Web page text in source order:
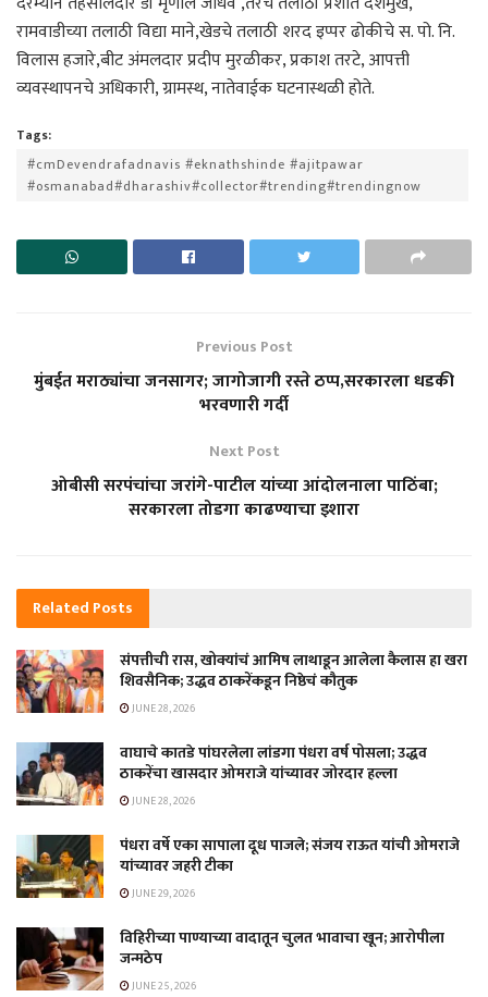
रामवाडीच्या तलाठी विद्या माने,खेडचे तलाठी शरद इप्पर ढोकीचे स. पो. नि.
विलास हजारे,बीट अंमलदार प्रदीप मुरळीकर, प्रकाश तरटे, आपत्ती
व्यवस्थापनचे अधिकारी, ग्रामस्थ, नातेवाईक घटनास्थळी होते.
Tags:
#cmDevendrafadnavis #eknathshinde #ajitpawar
#osmanabad#dharashiv#collector#trending#trendingnow
Previous Post
मुंबईत मराठ्यांचा जनसागर; जागोजागी रस्ते ठप्प,सरकारला धडकी
भरवणारी गर्दी
Next Post
ओबीसी सरपंचांचा जरांगे-पाटील यांच्या आंदोलनाला पाठिंबा;
सरकारला तोडगा काढण्याचा इशारा
Related Posts
संपत्तीची रास, खोक्यांचं आमिष लाथाडून आलेला कैलास हा खरा
शिवसैनिक; उद्धव ठाकरेंकडून निष्ठेचं कौतुक
JUNE 28, 2026
वाघाचे कातडे पांघरलेला लांडगा पंधरा वर्ष पोसला; उद्धव
ठाकरेंचा खासदार ओमराजे यांच्यावर जोरदार हल्ला
JUNE 28, 2026
पंधरा वर्षे एका सापाला दूध पाजले; संजय राऊत यांची ओमराजे
यांच्यावर जहरी टीका
JUNE 29, 2026
विहिरीच्या पाण्याच्या वादातून चुलत भावाचा खून; आरोपीला
जन्मठेप
JUNE 25, 2026